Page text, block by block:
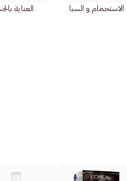
الاستحمام و السبا العناية